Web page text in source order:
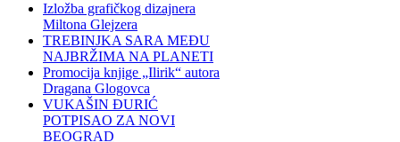
Izložba grafičkog dizajnera
Miltona Glejzera
TREBINЈKA SARA MEĐU
NAJBRŽIMA NA PLANETI
Promocija knjige „Ilirik“ autora
Dragana Glogovca
VUKAŠIN ĐURIĆ
POTPISAO ZA NOVI
BEOGRAD